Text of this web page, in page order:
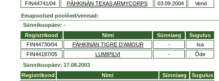
FIN44741/04
PÄHKINÄN TEXAS ARMYCORPS 03.09.2004 Vend
Emapoolsed poolõed/vennad:
Sünnikuupäev: -
Registrikood
Nimi Sünniaeg
Sugulus
FIN44730/04
PÄHKINÄN TIGRE D'AMOUR -
Isa
FIN44187/05
LUMIPILVI -
Õde
Sünnikuupäev: 17.08.2003
Registrikood
Nimi Sünniaeg
Sugulus